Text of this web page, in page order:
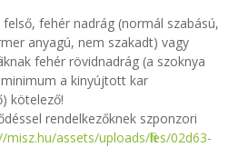
fehér nadrág (normál szabású,
anyagú, nem szakadt) vagy
fehér rövidnadrág (a szoknya
a kinyújtott kar
kötelező!
rendelkezőknek szponzori
misz.hu/assets/uploads/files/02d63-